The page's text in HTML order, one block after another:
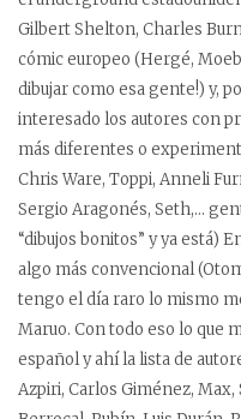
Gilbert Shelton, Charles
cómic europeo (Hergé,
dibujar como esa gente!) y,
interesado los autores con
más diferentes o
Chris Ware, Toppi, Anneli
Sergio Aragonés, Seth,…
“dibujos bonitos” y ya está)
algo más convencional
tengo el día raro lo mismo
Maruo. Con todo eso lo que
español y ahí la lista de
Azpiri, Carlos Giménez,